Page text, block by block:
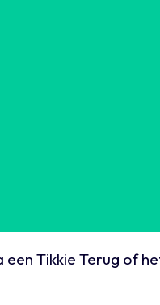
Tikkie Terug of